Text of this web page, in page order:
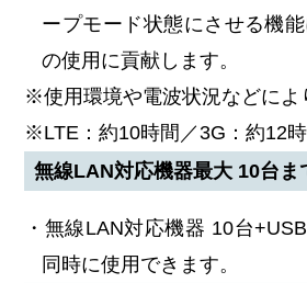
ープモード状態にさせる機
の使用に貢献します。
※使用環境や電波状況などによ
※LTE：約10時間／3G：約12
無線LAN対応機器最大 10台ま
・無線LAN対応機器 10台
同時に使用できます。